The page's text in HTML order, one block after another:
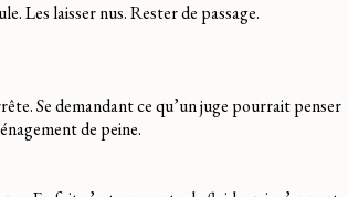
Les laisser nus. Rester de passage.
Se demandant ce qu’un juge pourrait penser
de peine.